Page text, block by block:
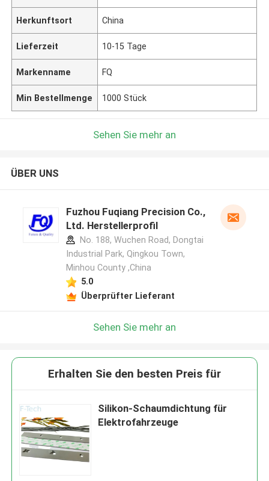
Herkunftsort China
Lieferzeit 10-15 Tage
Markenname FQ
Min Bestellmenge 1000 Stück
Sehen Sie mehr an
ÜBER UNS
Fuzhou Fuqiang Precision Co.,
Ltd. Herstellerprofil
No. 188, Wuchen Road, Dongtai
Industrial Park, Qingkou Town,
Minhou County ,China
5.0
Überprüfter Lieferant
Sehen Sie mehr an
Erhalten Sie den besten Preis für
Silikon-Schaumdichtung für
Elektrofahrzeuge